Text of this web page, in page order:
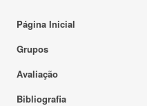
Página Inicial
Grupos
Avaliação
Bibliografia